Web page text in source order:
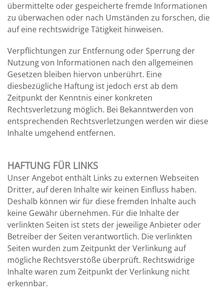
übermittelte oder gespeicherte fremde Informationen
zu überwachen oder nach Umständen zu forschen, die
auf eine rechtswidrige Tätigkeit hinweisen.
Verpflichtungen zur Entfernung oder Sperrung der
Nutzung von Informationen nach den allgemeinen
Gesetzen bleiben hiervon unberührt. Eine
diesbezügliche Haftung ist jedoch erst ab dem
Zeitpunkt der Kenntnis einer konkreten
Rechtsverletzung möglich. Bei Bekanntwerden von
entsprechenden Rechtsverletzungen werden wir diese
Inhalte umgehend entfernen.
HAFTUNG FÜR LINKS
Unser Angebot enthält Links zu externen Webseiten
Dritter, auf deren Inhalte wir keinen Einfluss haben.
Deshalb können wir für diese fremden Inhalte auch
keine Gewähr übernehmen. Für die Inhalte der
verlinkten Seiten ist stets der jeweilige Anbieter oder
Betreiber der Seiten verantwortlich. Die verlinkten
Seiten wurden zum Zeitpunkt der Verlinkung auf
mögliche Rechtsverstöße überprüft. Rechtswidrige
Inhalte waren zum Zeitpunkt der Verlinkung nicht
erkennbar.